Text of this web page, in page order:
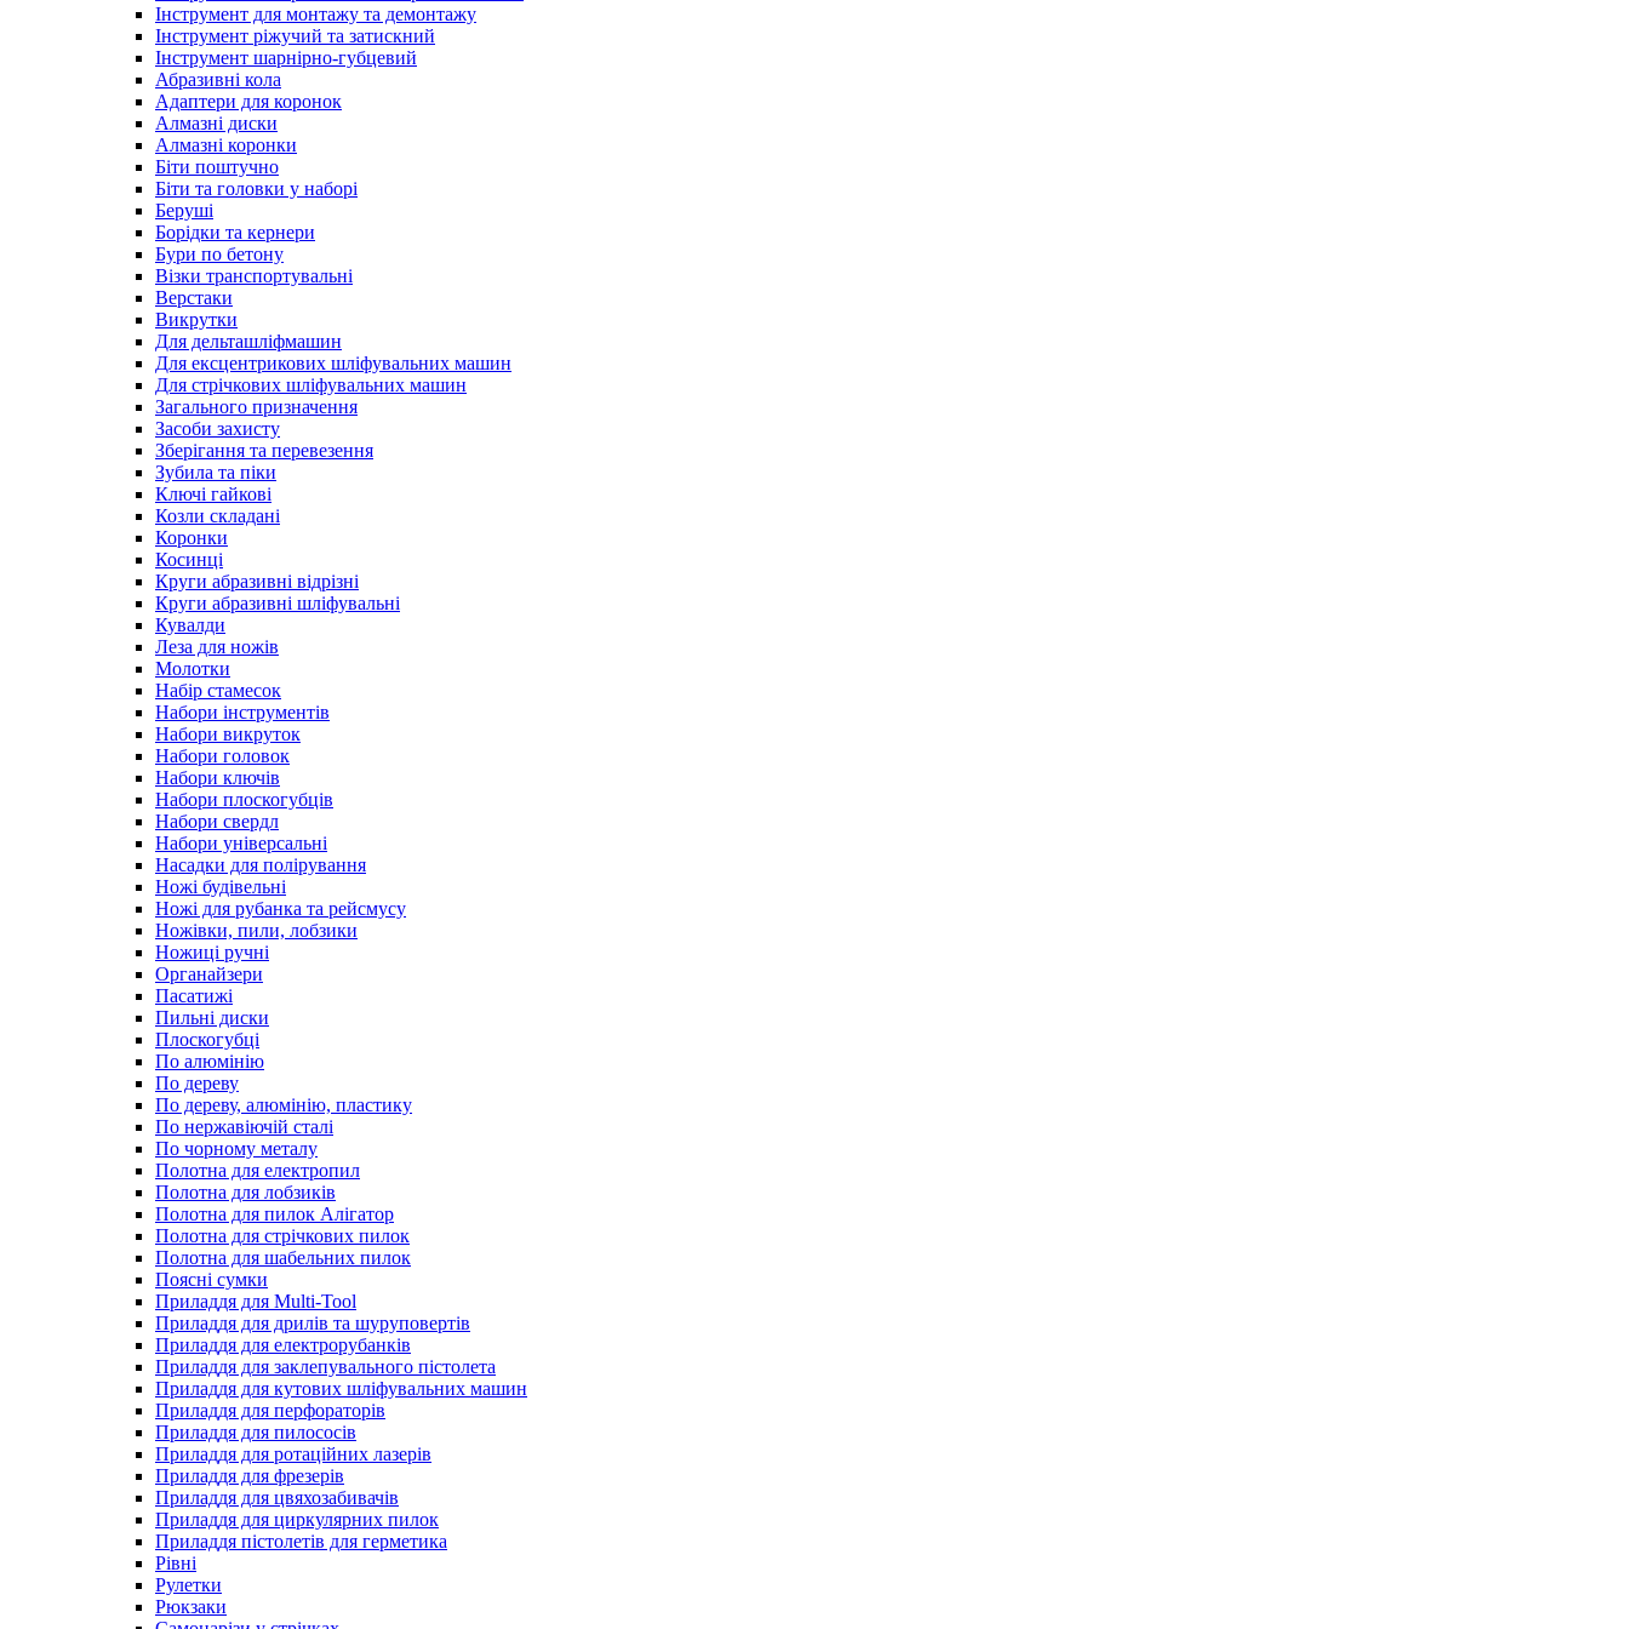
Інструмент для монтажу та демонтажу
Інструмент ріжучий та затискний
Інструмент шарнірно-губцевий
Абразивні кола
Адаптери для коронок
Алмазні диски
Алмазні коронки
Біти поштучно
Біти та головки у наборі
Беруші
Борідки та кернери
Бури по бетону
Візки транспортувальні
Верстаки
Викрутки
Для дельташліфмашин
Для ексцентрикових шліфувальних машин
Для стрічкових шліфувальних машин
Загального призначення
Засоби захисту
Зберігання та перевезення
Зубила та піки
Ключі гайкові
Козли складані
Коронки
Косинці
Круги абразивні відрізні
Круги абразивні шліфувальні
Кувалди
Леза для ножів
Молотки
Набір стамесок
Набори інструментів
Набори викруток
Набори головок
Набори ключів
Набори плоскогубців
Набори свердл
Набори універсальні
Насадки для полірування
Ножі будівельні
Ножі для рубанка та рейсмусу
Ножівки, пили, лобзики
Ножиці ручні
Органайзери
Пасатижі
Пильні диски
Плоскогубці
По алюмінію
По дереву
По дереву, алюмінію, пластику
По нержавіючій сталі
По чорному металу
Полотна для електропил
Полотна для лобзиків
Полотна для пилок Алігатор
Полотна для стрічкових пилок
Полотна для шабельних пилок
Поясні сумки
Приладдя для Multi-Tool
Приладдя для дрилів та шуруповертів
Приладдя для електрорубанків
Приладдя для заклепувального пістолета
Приладдя для кутових шліфувальних машин
Приладдя для перфораторів
Приладдя для пилососів
Приладдя для ротаційних лазерів
Приладдя для фрезерів
Приладдя для цвяхозабивачів
Приладдя для циркулярних пилок
Приладдя пістолетів для герметика
Рівні
Рулетки
Рюкзаки